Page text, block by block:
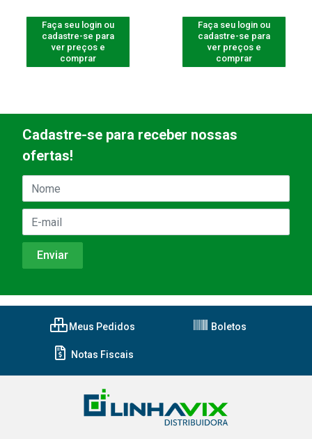
Faça seu login ou
cadastre-se para
ver preços e
comprar
Faça seu login ou
cadastre-se para
ver preços e
comprar
Cadastre-se para receber nossas
ofertas!
Meus Pedidos Boletos
Notas Fiscais